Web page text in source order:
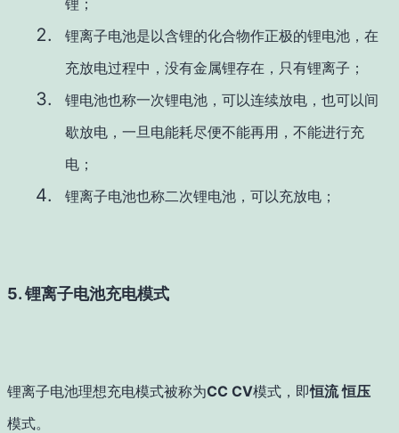
锂离子电池是以含锂的化合物作正极的锂电池，在
充放电过程中，没有金属锂存在，只有锂离子；
锂电池也称一次锂电池，可以连续放电，也可以间
歇放电，一旦电能耗尽便不能再用，不能进行充
电；
锂离子电池也称二次锂电池，可以充放电；
5. 锂离子电池充电模式
锂离子电池理想充电模式被称为CC CV模式，即恒流 恒压
模式。